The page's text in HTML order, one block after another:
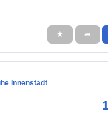
★ ➦
Innenstadt